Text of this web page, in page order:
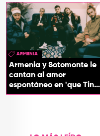
ARMENIA
Armenia y Sotomonte le
cantan al amor
espontáneo en 'que Tin
que Tan'